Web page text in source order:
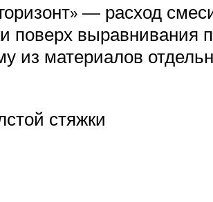
— расход
поверх
из материалов
стяжки